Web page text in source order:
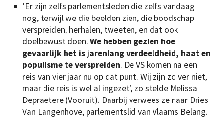
‘Er zijn zelfs parlementsleden die zelfs vandaag
nog, terwijl we die beelden zien, die boodschap
verspreiden, herhalen, tweeten, en dat ook
doelbewust doen. We hebben gezien hoe
gevaarlijk het is jarenlang verdeeldheid, haat en
populisme te verspreiden. De VS komen na een
reis van vier jaar nu op dat punt. Wij zijn zo ver niet,
maar die reis is wel al ingezet’, zo stelde Melissa
Depraetere (Vooruit). Daarbij verwees ze naar Dries
Van Langenhove, parlementslid van Vlaams Belang.